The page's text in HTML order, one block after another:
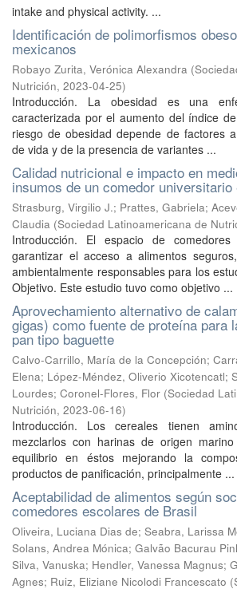
intake and physical activity. ...
Identificación de polimorfismos
mexicanos
Robayo Zurita, Verónica Alexandra (
Nutrición, 2023-04-25)
Introducción. La obesidad es una
caracterizada por el aumento del índice
riesgo de obesidad depende de factores
de vida y de la presencia de variantes ...
Calidad nutricional e impacto en
insumos de un comedor universitario
Strasburg, Virgilio J.; Prattes, Gabriela;
Claudia (Sociedad Latinoamericana de
Introducción. El espacio de
garantizar el acceso a alimentos
ambientalmente responsables para los
Objetivo. Este estudio tuvo como objetivo ...
Aprovechamiento alternativo de
gigas) como fuente de proteína para
pan tipo baguette
Calvo-Carrillo, María de la Concepción;
Elena; López-Méndez, Oliverio Xicotencatl;
Lourdes; Coronel-Flores, Flor (Sociedad
Nutrición, 2023-06-16)
Introducción. Los cereales tienen
mezclarlos con harinas de origen
equilibrio en éstos mejorando la
productos de panificación, principalmente ...
Aceptabilidad de alimentos según
comedores escolares de Brasil
Oliveira, Luciana Dias de; Seabra, Larissa
Solans, Andrea Mónica; Galvão Bacurau
Silva, Vanuska; Hendler, Vanessa Magnus;
Agnes; Ruiz, Eliziane Nicolodi Francescato (